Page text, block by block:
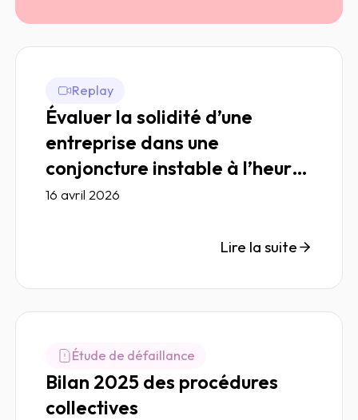
Replay
Évaluer la solidité d’une
entreprise dans une
conjoncture instable à l’heure
des assistants IA
16 avril 2026
Lire la suite
Étude de défaillance
Bilan 2025 des procédures
collectives